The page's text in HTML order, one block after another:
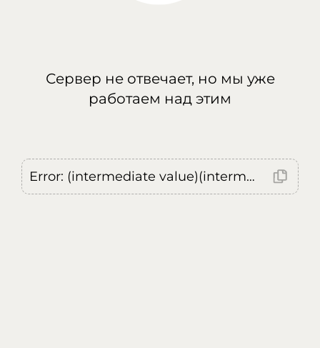
Сервер не отвечает, но мы уже
работаем над этим
Error: (intermediate value)(intermediate value)(intermediate value).replaceAll is not a function